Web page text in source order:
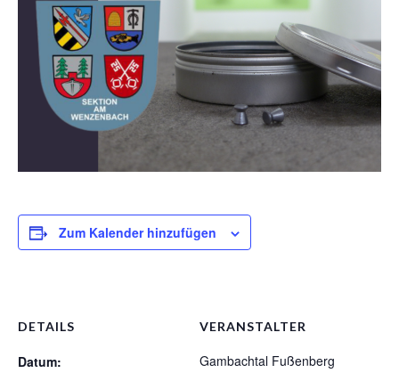
1. Mannschaft Luftgewehr
2. Mannschaft Luftgewehr
3. Mannschaft Luftgewehr
1. Mannschaft Luftpistole
Weitere Wettkämpfe
Zum Kalender hinzufügen
DETAILS
Datum:
VERANSTALTER
Gambachtal Fußenberg